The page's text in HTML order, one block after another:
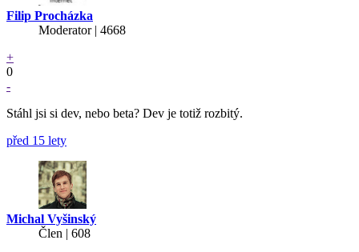
Filip Procházka
Moderator | 4668
+
0
-
Stáhl jsi si dev, nebo beta? Dev je totiž rozbitý.
před 15 lety
Michal Vyšinský
Člen | 608